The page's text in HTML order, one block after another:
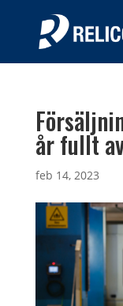
år fullt
feb 14, 2023